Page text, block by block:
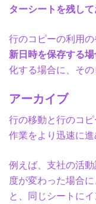
ターシートを残し
行のコピーの利用
新日時を保存する
化する場合に、その
アーカイブ
行の移動と行のコ
作業をより迅速に進
例えば、支社の活
度が変わった場合
と、同じシートに